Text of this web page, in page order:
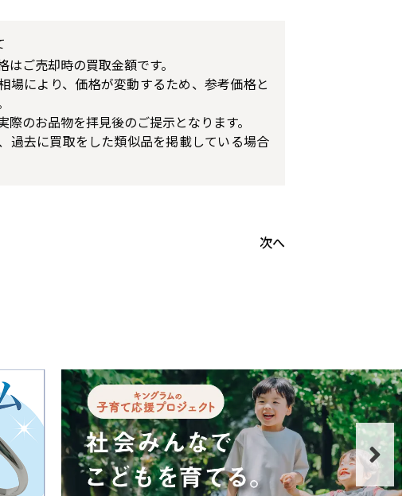
はご売却時の買取金額です。
場により、価格が変動するため、参考価格と
際のお品物を拝見後のご提示となります。
過去に買取をした類似品を掲載している場合
次へ